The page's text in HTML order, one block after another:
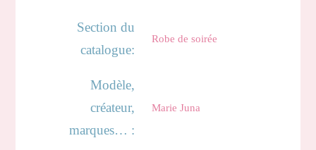
Section du
catalogue:
Robe de soirée
Modèle,
créateur,
marques… :
Marie Juna